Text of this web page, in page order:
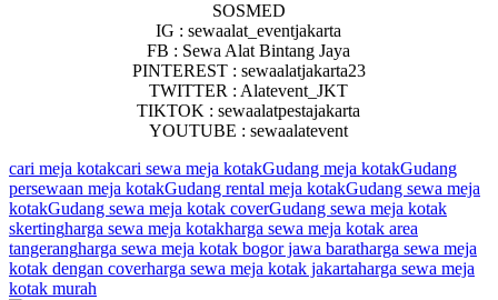
SOSMED
IG : sewaalat_eventjakarta
FB : Sewa Alat Bintang Jaya
PINTEREST : sewaalatjakarta23
TWITTER : Alatevent_JKT
TIKTOK : sewaalatpestajakarta
YOUTUBE : sewaalatevent
cari meja kotakcari sewa meja kotakGudang meja kotakGudang
persewaan meja kotakGudang rental meja kotakGudang sewa meja
kotakGudang sewa meja kotak coverGudang sewa meja kotak
skertingharga sewa meja kotakharga sewa meja kotak area
tangerangharga sewa meja kotak bogor jawa baratharga sewa meja
kotak dengan coverharga sewa meja kotak jakartaharga sewa meja
kotak murah